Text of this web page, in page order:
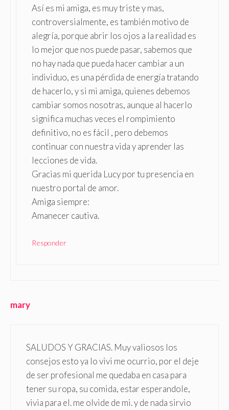
Así es mi amiga, es muy triste y mas,
controversialmente, es también motivo de
alegría, porque abrir los ojos a la realidad es
lo mejor que nos puede pasar, sabemos que
no hay nada que pueda hacer cambiar a un
individuo, es una pérdida de energía tratando
de hacerlo, y si mi amiga, quienes debemos
cambiar somos nosotras, aunque al hacerlo
significa muchas veces el rompimiento
definitivo, no es fácil , pero debemos
continuar con nuestra vida y aprender las
lecciones de vida.
Gracias mi querida Lucy por tu presencia en
nuestro portal de amor.
Amiga siempre:
Amanecer cautiva.
Responder
mary
SALUDOS Y GRACIAS. Muy valiosos los
consejos esto ya lo vivi me ocurrio, por el deje
de ser profesional me quedaba en casa para
tener su ropa, su comida, estar esperandole,
vivia para el. me olvide de mi. y de nada sirvio